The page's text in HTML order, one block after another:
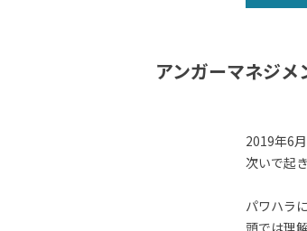
アンガーマネジ
2019年6
次いで起
パワハラ
頭では理